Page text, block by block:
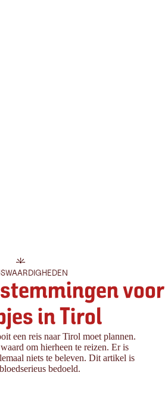
voor
in Tirol
een reis naar Tirol moet plannen.
om hierheen te reizen. Er is
niets te beleven. Dit artikel is
bedoeld.